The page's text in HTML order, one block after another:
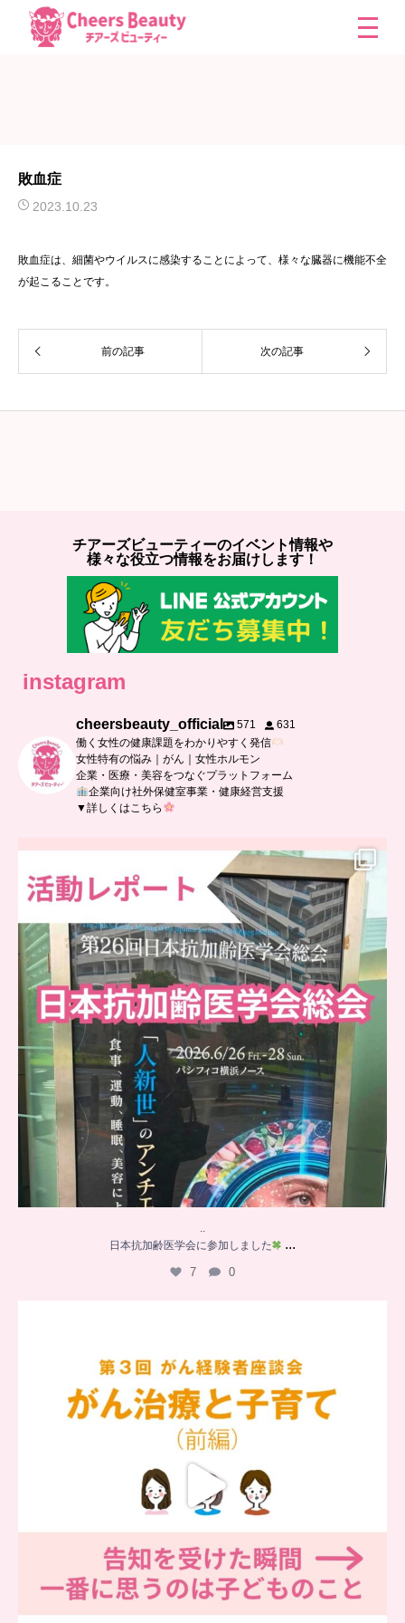
敗血症
2023.10.23
敗血症は、細菌やウイルスに感染することによって、様々な臓器に機能不全
が起こることです。
前の記事 次の記事
チアーズビューティーのイベント情報や
様々な役立つ情報をお届けします！
instagram
cheersbeauty_official 571
631
働く女性の健康課題をわかりやすく発信
女性特有の悩み｜がん｜女性ホルモン
企業・医療・美容をつなぐプラットフォーム
企業向け社外保健室事業・健康経営支援
▼詳しくはこちら
..
日本抗加齢医学会に参加しました
0
..
日本抗加齢医学会に参加しました
...
7 0